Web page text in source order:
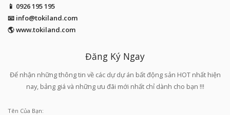
📱 0926 195 195
📧 info@tokiland.com
🌎 www.tokiland.com
Đăng Ký Ngay
Để nhận những thông tin về các dự dự án bất động sản HOT nhất hiện
nay, bảng giá và những ưu đãi mới nhất chỉ dành cho bạn !!!
Tên Của Bạn: